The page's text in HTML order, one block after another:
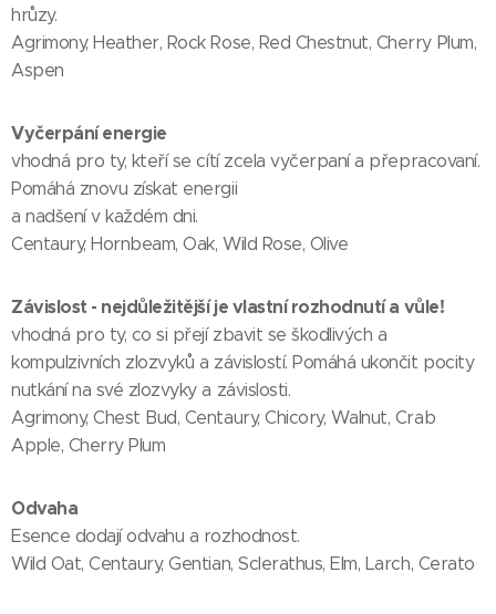
hrůzy.
Agrimony, Heather, Rock Rose, Red Chestnut, Cherry Plum,
Aspen
Vyčerpání energie
vhodná pro ty, kteří se cítí zcela vyčerpaní a přepracovaní.
Pomáhá znovu získat energii
a nadšení v každém dni.
Centaury, Hornbeam, Oak, Wild Rose, Olive
Závislost - nejdůležitější je vlastní rozhodnutí a vůle!
vhodná pro ty, co si přejí zbavit se škodlivých a
kompulzivních zlozvyků a závislostí. Pomáhá ukončit pocity
nutkání na své zlozvyky a závislosti.
Agrimony, Chest Bud, Centaury, Chicory, Walnut, Crab
Apple, Cherry Plum
Odvaha
Esence dodají odvahu a rozhodnost.
Wild Oat, Centaury, Gentian, Sclerathus, Elm, Larch, Cerato